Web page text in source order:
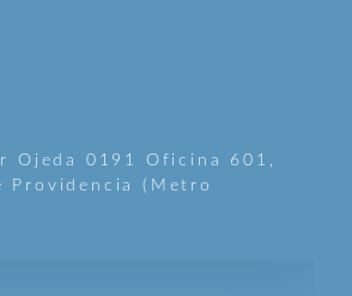
Ojeda 0191 Oficina 601,
Providencia (Metro